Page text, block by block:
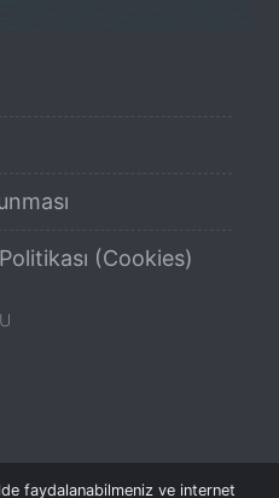
faydalanabilmeniz ve internet
(Cookies)